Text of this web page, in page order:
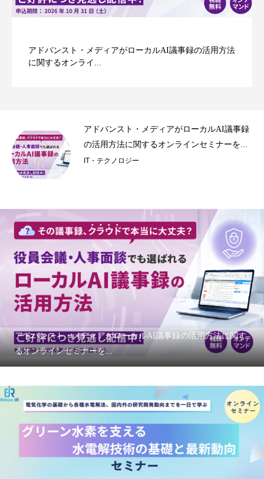
「アイアール技術者教育研究所」水電解を基礎から学べ
るオンラインセミナ...
...
「アイアール技術者教育研究所」水電解を基
礎から学べるオンラインセミナーを開催
ビジネス
アドバンスト・メディアがローカルAI議事録の活用方法に関す
るオンラインセミナーを...